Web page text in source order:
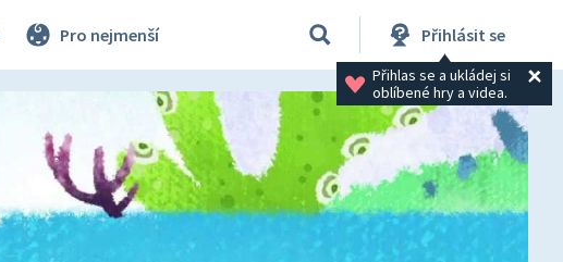
Pro nejmenší Přihlásit se
Přihlas se a ukládej si
oblíbené hry a videa.